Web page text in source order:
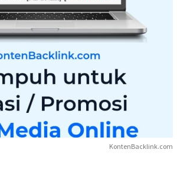
KontenBacklink.com